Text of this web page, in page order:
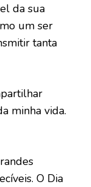
da sua
um ser
tanta
minha vida.
O Dia